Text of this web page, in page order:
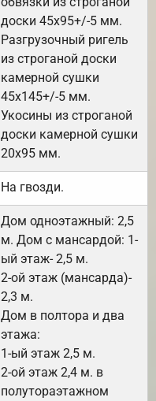
доски 45х95+/-5 мм.
Разгрузочный ригель
из строганой доски
камерной сушки
45х145+/-5 мм.
Укосины из строганой
доски камерной сушки
20х95 мм.
На гвозди.
Дом одноэтажный: 2,5
м. Дом с мансардой: 1-
ый этаж- 2,5 м.
2-ой этаж (мансарда)-
2,3 м.
Дом в полтора и два
этажа:
1-ый этаж 2,5 м.
2-ой этаж 2,4 м. в
полутораэтажном